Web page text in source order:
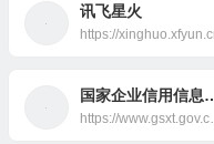
讯飞星火
https://
国家企业信
https://